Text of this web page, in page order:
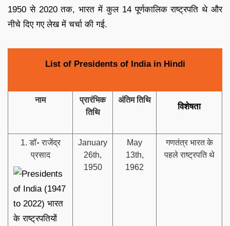
1950 से 2020 तक, भारत में कुल 14 पूर्णकालिक राष्ट्रपति थे और
नीचे दिए गए लेख में चर्चा की गई.
List of Presidents of India in Hindi
नाम
प्रारंभिक
तिथि
अंतिम तिथि
विशेषता
1. डॉ॰ राजेंद्र
प्रसाद
January
26th,
1950
May
13th,
1962
गणतंत्र भारत के
पहले राष्ट्रपति थे